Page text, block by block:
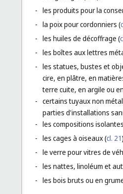
- les produits pour la
- la poix pour cordonniers (
- les huiles de décoffrage (
- les boîtes aux lettres
- les statues, bustes et
cire, en plâtre, en
terre cuite, en argile ou
- certains tuyaux non
parties d'installations
- les compositions
- les cages à oiseaux (cl. 21
- le verre pour vitres de
- les nattes, linoléum et
- les bois bruts ou en